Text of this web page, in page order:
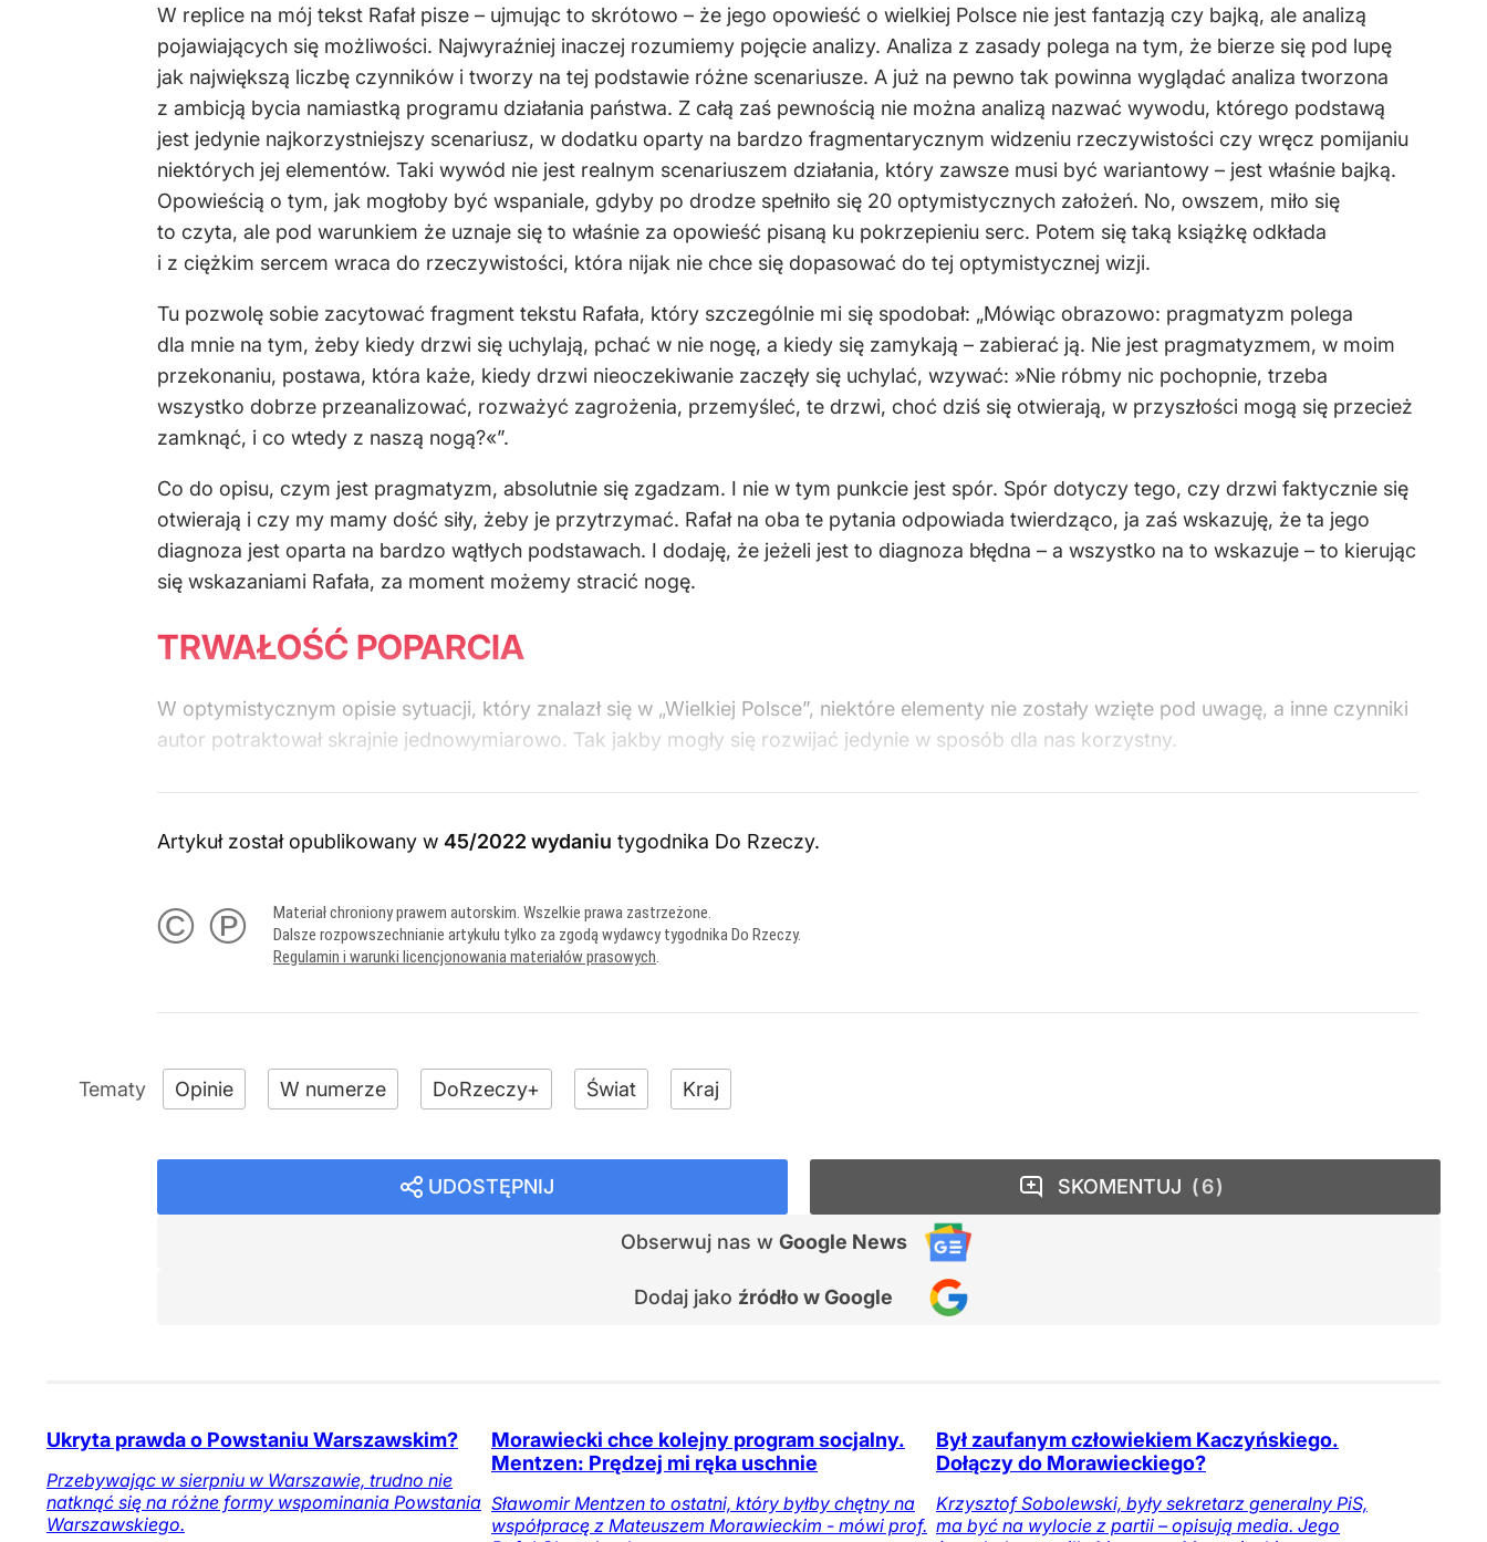
W replice na mój tekst Rafał pisze – ujmując to skrótowo – że jego opowieść o wielkiej Polsce nie jest fantazją czy bajką, ale analizą
pojawiających się możliwości. Najwyraźniej inaczej rozumiemy pojęcie analizy. Analiza z zasady polega na tym, że bierze się pod lupę
jak największą liczbę czynników i tworzy na tej podstawie różne scenariusze. A już na pewno tak powinna wyglądać analiza tworzona
z ambicją bycia namiastką programu działania państwa. Z całą zaś pewnością nie można analizą nazwać wywodu, którego podstawą
jest jedynie najkorzystniejszy scenariusz, w dodatku oparty na bardzo fragmentarycznym widzeniu rzeczywistości czy wręcz pomijaniu
niektórych jej elementów. Taki wywód nie jest realnym scenariuszem działania, który zawsze musi być wariantowy – jest właśnie bajką.
Opowieścią o tym, jak mogłoby być wspaniale, gdyby po drodze spełniło się 20 optymistycznych założeń. No, owszem, miło się
to czyta, ale pod warunkiem że uznaje się to właśnie za opowieść pisaną ku pokrzepieniu serc. Potem się taką książkę odkłada
i z ciężkim sercem wraca do rzeczywistości, która nijak nie chce się dopasować do tej optymistycznej wizji.
Tu pozwolę sobie zacytować fragment tekstu Rafała, który szczególnie mi się spodobał: „Mówiąc obrazowo: pragmatyzm polega
dla mnie na tym, żeby kiedy drzwi się uchylają, pchać w nie nogę, a kiedy się zamykają – zabierać ją. Nie jest pragmatyzmem, w moim
przekonaniu, postawa, która każe, kiedy drzwi nieoczekiwanie zaczęły się uchylać, wzywać: »Nie róbmy nic pochopnie, trzeba
wszystko dobrze przeanalizować, rozważyć zagrożenia, przemyśleć, te drzwi, choć dziś się otwierają, w przyszłości mogą się przecież
zamknąć, i co wtedy z naszą nogą?«”.
Co do opisu, czym jest pragmatyzm, absolutnie się zgadzam. I nie w tym punkcie jest spór. Spór dotyczy tego, czy drzwi faktycznie się
otwierają i czy my mamy dość siły, żeby je przytrzymać. Rafał na oba te pytania odpowiada twierdząco, ja zaś wskazuję, że ta jego
diagnoza jest oparta na bardzo wątłych podstawach. I dodaję, że jeżeli jest to diagnoza błędna – a wszystko na to wskazuje – to kierując
się wskazaniami Rafała, za moment możemy stracić nogę.
TRWAŁOŚĆ POPARCIA
W optymistycznym opisie sytuacji, który znalazł się w „Wielkiej Polsce”, niektóre elementy nie zostały wzięte pod uwagę, a inne czynniki
autor potraktował skrajnie jednowymiarowo. Tak jakby mogły się rozwijać jedynie w sposób dla nas korzystny.
Artykuł został opublikowany w 45/2022 wydaniu tygodnika Do Rzeczy.
© ℗
Materiał chroniony prawem autorskim. Wszelkie prawa zastrzeżone.
Dalsze rozpowszechnianie artykułu tylko za zgodą wydawcy tygodnika Do Rzeczy.
Regulamin i warunki licencjonowania materiałów prasowych.
Opinie W numerze DoRzeczy+ Świat Kraj
UDOSTĘPNIJ
Obserwuj nas w Google News
Dodaj jako źródło w Google
SKOMENTUJ 6
Ukryta prawda o Powstaniu Warszawskim?
Przebywając w sierpniu w Warszawie, trudno nie
natknąć się na różne formy wspominania Powstania
Warszawskiego.
Morawiecki chce kolejny program socjalny.
Mentzen: Prędzej mi ręka uschnie
Sławomir Mentzen to ostatni, który byłby chętny na
współpracę z Mateuszem Morawieckim - mówi prof.
Był zaufanym człowiekiem Kaczyńskiego.
Dołączy do Morawieckiego?
Krzysztof Sobolewski, były sekretarz generalny PiS,
ma być na wylocie z partii – opisują media. Jego